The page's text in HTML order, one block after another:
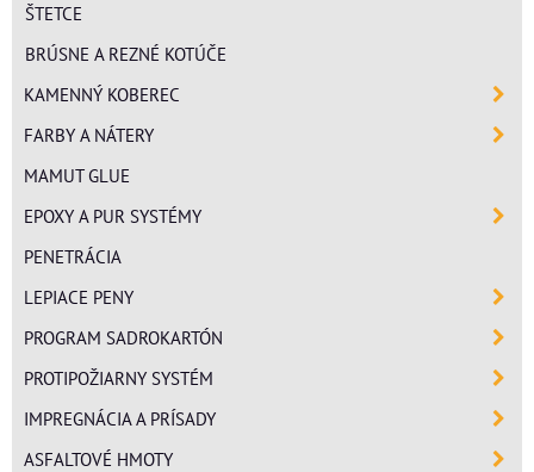
ŠTETCE
BRÚSNE A REZNÉ KOTÚČE
KAMENNÝ KOBEREC
FARBY A NÁTERY
MAMUT GLUE
EPOXY A PUR SYSTÉMY
PENETRÁCIA
LEPIACE PENY
PROGRAM SADROKARTÓN
PROTIPOŽIARNY SYSTÉM
IMPREGNÁCIA A PRÍSADY
ASFALTOVÉ HMOTY